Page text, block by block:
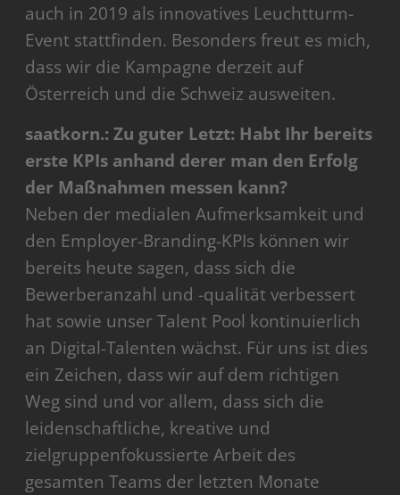
auch in 2019 als innovatives Leuchtturm-
Event stattfinden. Besonders freut es mich,
dass wir die Kampagne derzeit auf
Österreich und die Schweiz ausweiten.
saatkorn.: Zu guter Letzt: Habt Ihr bereits
erste KPIs anhand derer man den Erfolg
der Maßnahmen messen kann?
Neben der medialen Aufmerksamkeit und
den Employer-Branding-KPIs können wir
bereits heute sagen, dass sich die
Bewerberanzahl und -qualität verbessert
hat sowie unser Talent Pool kontinuierlich
an Digital-Talenten wächst. Für uns ist dies
ein Zeichen, dass wir auf dem richtigen
Weg sind und vor allem, dass sich die
leidenschaftliche, kreative und
zielgruppenfokussierte Arbeit des
gesamten Teams der letzten Monate